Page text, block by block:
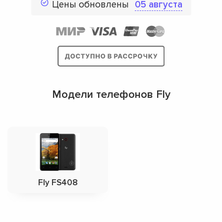
Цены обновлены 05 августа
Модели телефонов Fly
Fly FS408